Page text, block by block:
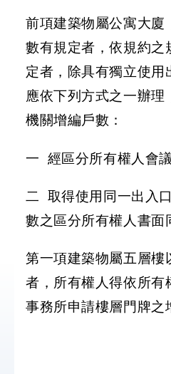
畫
都
市
畫
評
估
區
段
徵
收
計
前項建築物屬公寓大廈
數有規定者，依規約之
定者，除具有獨立使用
應依下列方式之一辦理
機關增編戶數：
一 經區分所有權人會議
二 取得使用同一出入
數之區分所有權人書面
第一項建築物屬五層樓
者，所有權人得依所有
事務所申請樓層門牌之